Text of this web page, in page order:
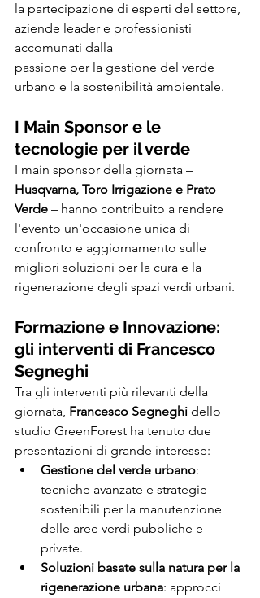
la partecipazione di esperti del settore,
aziende leader e professionisti
accomunati dalla
passione per la gestione del verde
urbano e la sostenibilità ambientale.
I Main Sponsor e le
tecnologie per il verde
I main sponsor della giornata –
Husqvarna, Toro Irrigazione e Prato
Verde – hanno contribuito a rendere
l'evento un'occasione unica di
confronto e aggiornamento sulle
migliori soluzioni per la cura e la
rigenerazione degli spazi verdi urbani.
Formazione e Innovazione:
gli interventi di Francesco
Segneghi
Tra gli interventi più rilevanti della
giornata, Francesco Segneghi dello
studio GreenForest ha tenuto due
presentazioni di grande interesse:
Gestione del verde urbano:
tecniche avanzate e strategie
sostenibili per la manutenzione
delle aree verdi pubbliche e
private.
Soluzioni basate sulla natura per la
rigenerazione urbana: approcci